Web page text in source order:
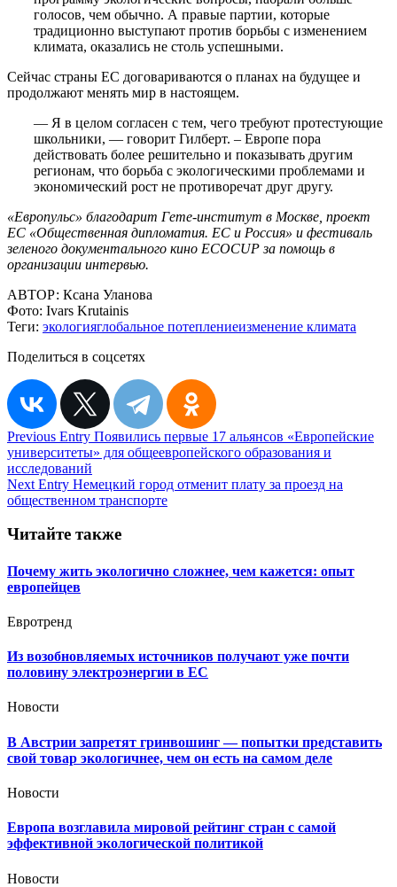
голосов, чем обычно. А правые партии, которые
традиционно выступают против борьбы с изменением
климата, оказались не столь успешными.
Сейчас страны ЕС договариваются о планах на будущее и
продолжают менять мир в настоящем.
— Я в целом согласен с тем, чего требуют протестующие
школьники, — говорит Гилберт. – Европе пора
действовать более решительно и показывать другим
регионам, что борьба с экологическими проблемами и
экономический рост не противоречат друг другу.
«Европульс» благодарит Гете-институт в Москве, проект
ЕС «Общественная дипломатия. ЕС и Россия» и фестиваль
зеленого документального кино ECOCUP за помощь в
организации интервью.
АВТОР: Ксана Уланова
Фото: Ivars Krutainis
Теги: экологияглобальное потеплениеизменение климата
Поделиться в соцсетях
Навигация
по
записям
Previous Entry Появились первые 17 альянсов «Европейские
университеты» для общеевропейского образования и
исследований
Next Entry Немецкий город отменит плату за проезд на
общественном транспорте
Читайте также
Почему жить экологично сложнее, чем кажется: опыт
европейцев
Евротренд
Из возобновляемых источников получают уже почти
половину электроэнергии в ЕС
Новости
В Австрии запретят гринвошинг — попытки представить
свой товар экологичнее, чем он есть на самом деле
Новости
Европа возглавила мировой рейтинг стран с самой
эффективной экологической политикой
Новости